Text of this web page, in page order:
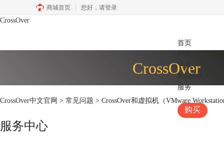
商城首页 您好， 请登录
CrossOver
首页
下载
Mac游戏大全
服务
购买
CrossOver
CrossOver中文官网 > 常见问题 > CrossOver和虚拟机（VMware
服务中心